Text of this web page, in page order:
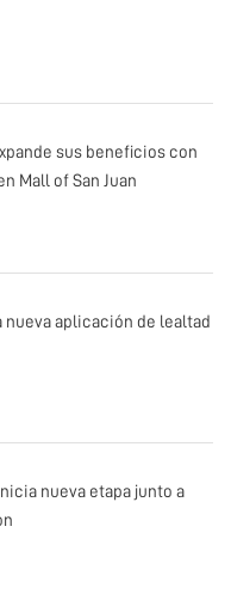
sus beneficios con
Mall of San Juan
nueva aplicación de lealtad
nueva etapa junto a